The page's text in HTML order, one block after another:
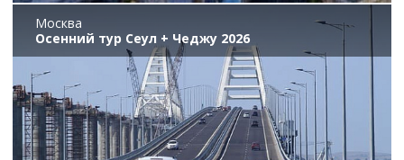
Москва
Осенний тур Сеул + Чеджу 2026